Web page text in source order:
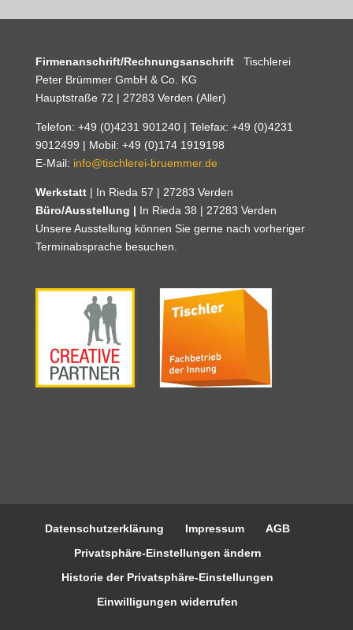
Firmenanschrift/Rechnungsanschrift Tischlerei
Peter Brümmer GmbH & Co. KG
Hauptstraße 72 | 27283 Verden (Aller)
Telefon: +49 (0)4231 901240 | Telefax: +49 (0)4231
9012499 | Mobil: +49 (0)174 1919198
E-Mail: info@tischlerei-bruemmer.de
Werkstatt| In Rieda 57 | 27283 Verden
Büro/Ausstellung | In Rieda 38 | 27283 Verden
Unsere Ausstellung können Sie gerne nach vorheriger
Terminabsprache besuchen.
Datenschutzerklärung Impressum
AGB
Privatsphäre-Einstellungen ändern
Historie der Privatsphäre-Einstellungen
Einwilligungen widerrufen